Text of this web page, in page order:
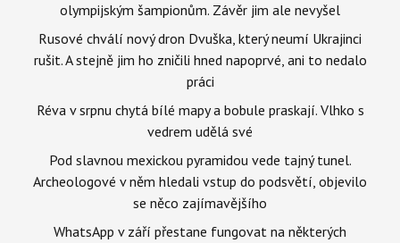
olympijským šampionům. Závěr jim ale nevyšel
Rusové chválí nový dron Dvuška, který neumí Ukrajinci
rušit. A stejně jim ho zničili hned napoprvé, ani to nedalo
práci
Réva v srpnu chytá bílé mapy a bobule praskají. Vlhko s
vedrem udělá své
Pod slavnou mexickou pyramidou vede tajný tunel.
Archeologové v něm hledali vstup do podsvětí, objevilo
se něco zajímavějšího
WhatsApp v září přestane fungovat na některých